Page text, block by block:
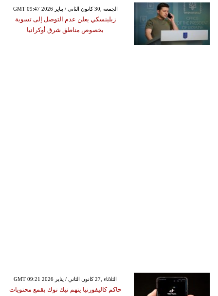
GMT 09:47 2026 الجمعة ,30 كانون الثاني / يناير
زيلينسكي يعلن عدم التوصل إلى تسوية
بخصوص مناطق شرق أوكرانيا
GMT 09:21 2026 الثلاثاء ,27 كانون الثاني / يناير
حاكم كاليفورنيا يتهم تيك توك بقمع محتويات